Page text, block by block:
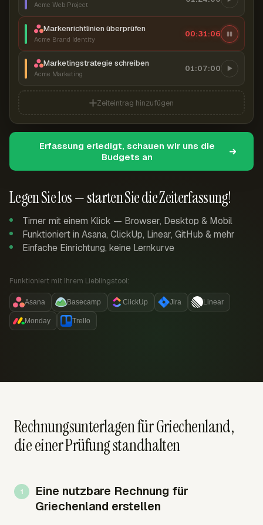
Legen Sie los — starten Sie die Zeiterfassung!
Timer mit einem Klick — Browser, Desktop & Mobil
Funktioniert in Asana, ClickUp, Linear, GitHub & mehr
Einfache Einrichtung, keine Lernkurve
Funktioniert mit Ihrem Lieblingstool:
Asana Basecamp ClickUp Jira Linear
Monday Trello
Acme Web Project
Markenrichtlinien überprüfen
Acme Brand Identity
00:31:07
Marketingstrategie schreiben
Acme Marketing
01:07:00
Zeiteintrag hinzufügen
Erfassung erledigt, schauen wir uns die
Budgets an
Rechnungsunterlagen für Griechenland,
die einer Prüfung standhalten
Eine nutzbare Rechnung für
Griechenland erstellen